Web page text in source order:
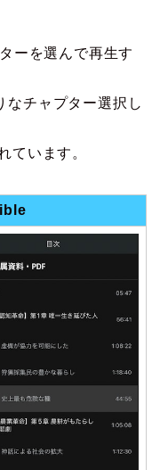
ーを選んで再生す
チャプター選択し
ています。